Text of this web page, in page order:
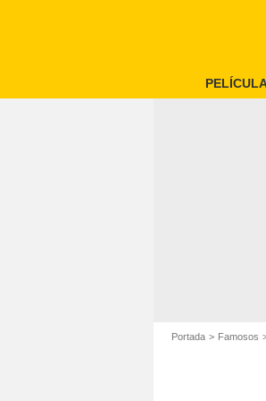
Portada Famosos